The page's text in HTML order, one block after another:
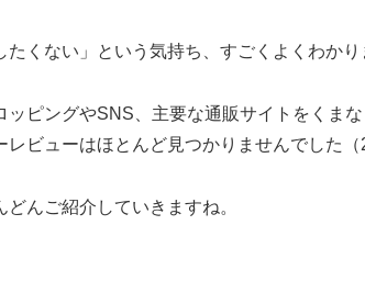
くない」という気持ち、すごくよくわかり
ピングやSNS、主要な通販サイトをくま
ビューはほとんど見つかりませんでした（
んご紹介していきますね。